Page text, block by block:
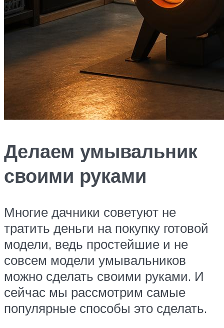
Делаем умывальник
своими руками
Многие дачники советуют не
тратить деньги на покупку готовой
модели, ведь простейшие и не
совсем модели умывальников
можно сделать своими руками. И
сейчас мы рассмотрим самые
популярные способы это сделать.